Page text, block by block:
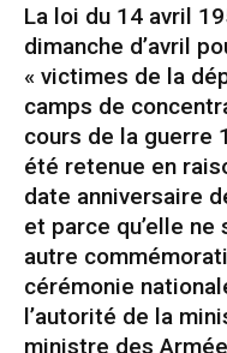
La loi du 14 avril
dimanche d’avril
« victimes de la
camps de
cours de la guerre
été retenue en
date anniversaire
et parce qu’elle
autre
cérémonie
l’autorité de la
ministre des